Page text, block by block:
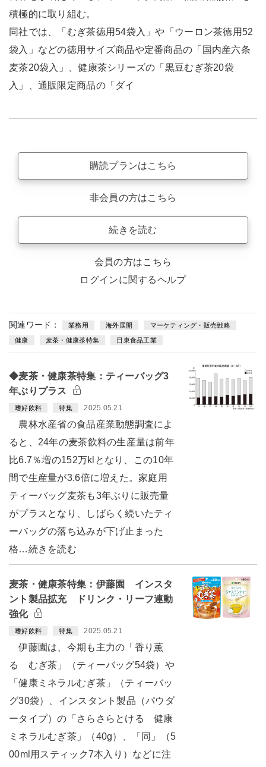
積極的に取り組む。
同社では、「むぎ茶徳用54袋入」や「ウーロン茶徳用52
袋入」などの徳用サイズ商品や定番商品の「国内産六条
麦茶20袋入」、健康茶シリーズの「黒豆むぎ茶20袋
入」、通販限定商品の「ダイ
購読プランはこちら
非会員の方はこちら
続きを読む
会員の方はこちら
ログインに関するヘルプ
関連ワード： 業務用 海外展開 マーケティング・販売戦略
健康 麦茶・健康茶特集 日東食品工業
◆麦茶・健康茶特集：ティーバッグ3
年ぶりプラス
嗜好飲料 特集 2025.05.21
農林水産省の食品産業動態調査によ
ると、24年の麦茶飲料の生産量は前年
比6.7％増の152万klとなり、この10年
間で生産量が3.6倍に増えた。家庭用
ティーバッグ麦茶も3年ぶりに販売量
がプラスとなり、しばらく続いたティ
ーバッグの落ち込みが下げ止まった
格…続きを読む
麦茶・健康茶特集：伊藤園 インスタ
ント製品拡充 ドリンク・リーフ連動
強化
嗜好飲料 特集 2025.05.21
伊藤園は、今期も主力の「香り薫
る むぎ茶」（ティーバッグ54袋）や
「健康ミネラルむぎ茶」（ティーバッ
グ30袋）、インスタント製品（パウダ
ータイプ）の「さらさらとける 健康
ミネラルむぎ茶」（40g）、「同」（5
00ml用スティック7本入り）などに注